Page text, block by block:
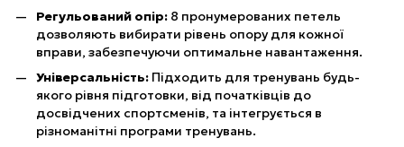
Регульований опір: 8 пронумерованих петель
дозволяють вибирати рівень опору для кожної
вправи, забезпечуючи оптимальне навантаження.
Універсальність: Підходить для тренувань будь-
якого рівня підготовки, від початківців до
досвідчених спортсменів, та інтегрується в
різноманітні програми тренувань.